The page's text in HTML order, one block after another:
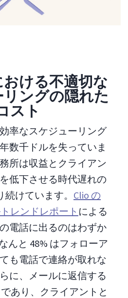
ける不適切な
ングの隠れた
スト
率なスケジューリング
数千ドルを失っていま
所は収益とクライアン
低下させる時代遅れの
けています。 Clio の
レンドレポート による
電話に出るのはわずか
んと 48% はフォローア
も電話で連絡が取れな
に、メールに返信する
あり、クライアントと